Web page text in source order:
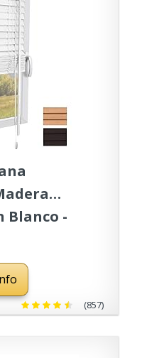
Blanco -
(857)